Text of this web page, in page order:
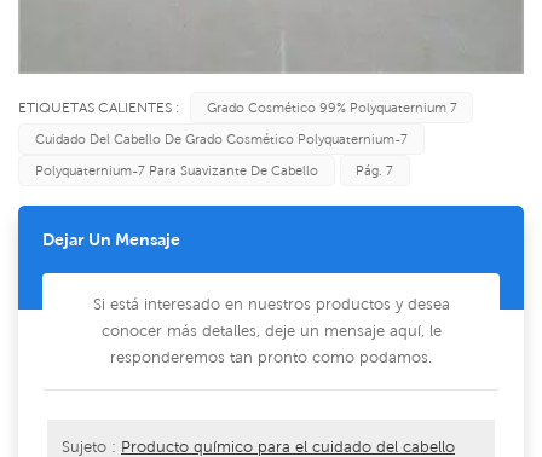
ETIQUETAS CALIENTES :
Grado Cosmético 99% Polyquaternium 7
Cuidado Del Cabello De Grado Cosmético Polyquaternium-7
Polyquaternium-7 Para Suavizante De Cabello
Pág. 7
Dejar Un Mensaje
Si está interesado en nuestros productos y desea
conocer más detalles, deje un mensaje aquí, le
responderemos tan pronto como podamos.
Sujeto : Producto químico para el cuidado del cabello